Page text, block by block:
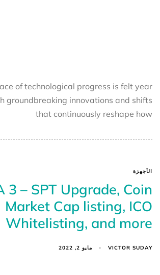
of technological progress is felt year
groundbreaking innovations and shifts
that continuously reshape how
الأجهزة
3 – SPT Upgrade, Coin
Market Cap listing, ICO
Whitelisting, and more
VICTOR SUDAY مايو 2, 2022